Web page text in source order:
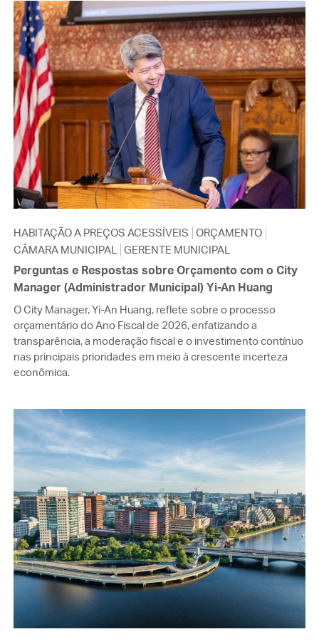
HABITAÇÃO A PREÇOS ACESSÍVEIS ORÇAMENTO
CÂMARA MUNICIPAL GERENTE MUNICIPAL
Perguntas e Respostas sobre Orçamento com o City
Manager (Administrador Municipal) Yi-An Huang
O City Manager, Yi-An Huang, reflete sobre o processo
orçamentário do Ano Fiscal de 2026, enfatizando a
transparência, a moderação fiscal e o investimento contínuo
nas principais prioridades em meio à crescente incerteza
econômica.